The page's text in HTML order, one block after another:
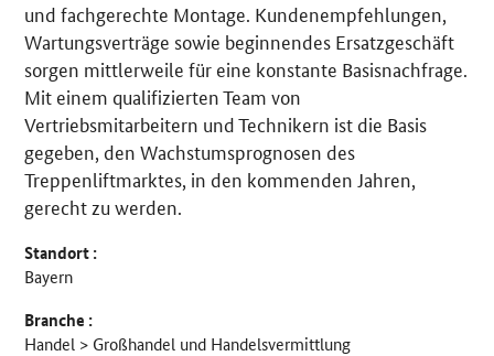
und fachgerechte Montage. Kundenempfehlungen,
Wartungsverträge sowie beginnendes Ersatzgeschäft
sorgen mittlerweile für eine konstante Basisnachfrage.
Mit einem qualifizierten Team von
Vertriebsmitarbeitern und Technikern ist die Basis
gegeben, den Wachstumsprognosen des
Treppenliftmarktes, in den kommenden Jahren,
gerecht zu werden.
Standort :
Bayern
Branche :
Handel > Großhandel und Handelsvermittlung